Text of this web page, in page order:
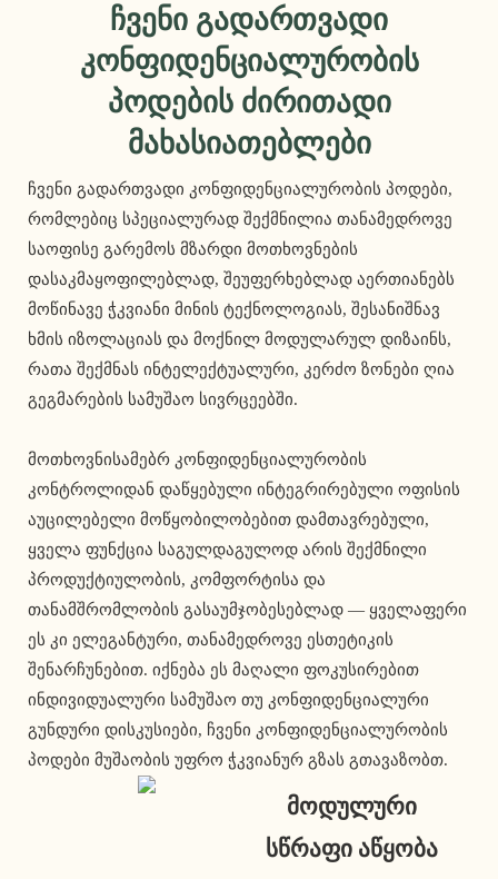
Ჩვენი Გადართვადი
Კონფიდენციალურობის
Პოდების Ძირითადი
Მახასიათებლები
ჩვენი გადართვადი კონფიდენციალურობის პოდები,
რომლებიც სპეციალურად შექმნილია თანამედროვე
საოფისე გარემოს მზარდი მოთხოვნების
დასაკმაყოფილებლად, შეუფერხებლად აერთიანებს
მოწინავე ჭკვიანი მინის ტექნოლოგიას, შესანიშნავ
ხმის იზოლაციას და მოქნილ მოდულარულ დიზაინს,
რათა შექმნას ინტელექტუალური, კერძო ზონები ღია
გეგმარების სამუშაო სივრცეებში.
მოთხოვნისამებრ კონფიდენციალურობის
კონტროლიდან დაწყებული ინტეგრირებული ოფისის
აუცილებელი მოწყობილობებით დამთავრებული,
ყველა ფუნქცია საგულდაგულოდ არის შექმნილი
პროდუქტიულობის, კომფორტისა და
თანამშრომლობის გასაუმჯობესებლად — ყველაფერი
ეს კი ელეგანტური, თანამედროვე ესთეტიკის
შენარჩუნებით. იქნება ეს მაღალი ფოკუსირებით
ინდივიდუალური სამუშაო თუ კონფიდენციალური
გუნდური დისკუსიები, ჩვენი კონფიდენციალურობის
პოდები მუშაობის უფრო ჭკვიანურ გზას გთავაზობთ.
მოდულური
სწრაფი აწყობა